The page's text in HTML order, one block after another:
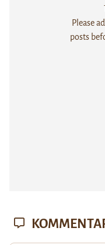
Please
posts